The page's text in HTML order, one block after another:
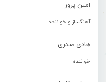
امین پرور
آهنگساز و خواننده
هادی صدری
خواننده